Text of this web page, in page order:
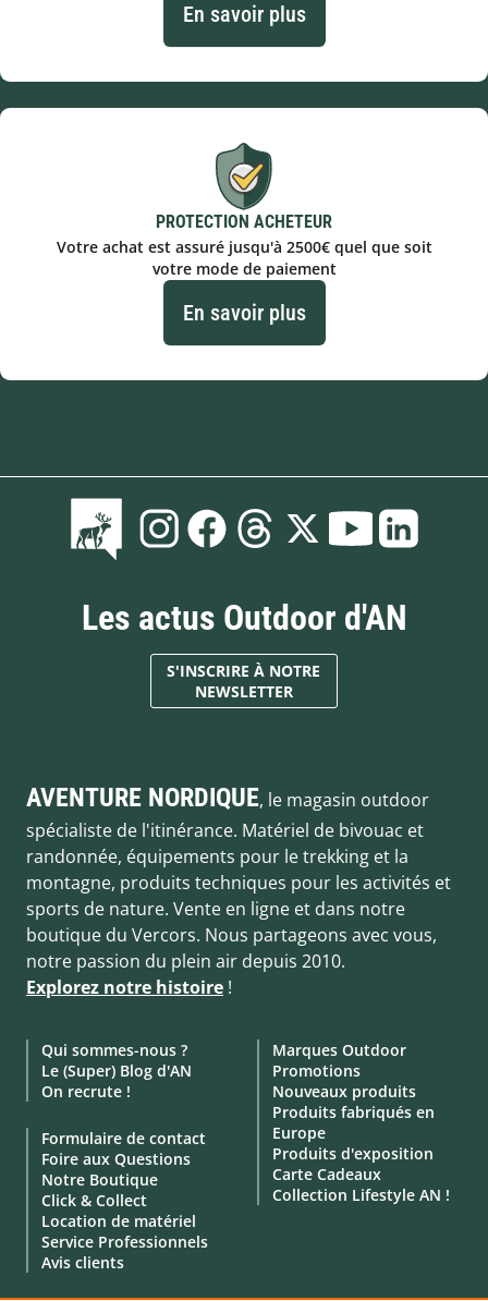
En savoir plus
PROTECTION ACHETEUR
Votre achat est assuré jusqu'à 2500€ quel que soit
votre mode de paiement
En savoir plus
Les actus Outdoor d'AN
S'INSCRIRE À NOTRE
NEWSLETTER
AVENTURE NORDIQUE, le magasin outdoor
spécialiste de l'itinérance. Matériel de bivouac et
randonnée, équipements pour le trekking et la
montagne, produits techniques pour les activités et
sports de nature. Vente en ligne et dans notre
boutique du Vercors. Nous partageons avec vous,
notre passion du plein air depuis 2010.
Explorez notre histoire !
Qui sommes-nous ?
Le (Super) Blog d'AN
On recrute !
Formulaire de contact
Foire aux Questions
Notre Boutique
Click & Collect
Location de matériel
Service Professionnels
Avis clients
Marques Outdoor
Promotions
Nouveaux produits
Produits fabriqués en
Europe
Produits d'exposition
Carte Cadeaux
Collection Lifestyle AN !